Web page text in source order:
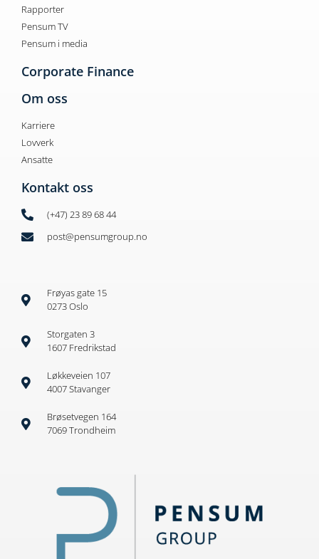
Rapporter
Pensum TV
Pensum i media
Corporate Finance
Om oss
Karriere
Lovverk
Ansatte
Kontakt oss
(+47) 23 89 68 44
post@pensumgroup.no
Frøyas gate 15
0273 Oslo
Storgaten 3
1607 Fredrikstad
Løkkeveien 107
4007 Stavanger
Brøsetvegen 164
7069 Trondheim